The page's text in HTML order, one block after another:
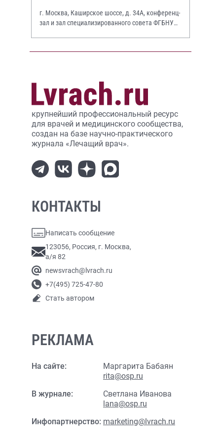
г. Москва, Каширское шоссе, д. 34А, конференц-
зал и зал специализированного совета ФГБНУ
крупнейший профессиональный ресурс
для врачей и медицинского сообщества,
создан на базе научно-практического
журнала «Лечащий врач».
КОНТАКТЫ
Написать сообщение
123056, Россия, г. Москва,
а/я 82
newsvrach@lvrach.ru
+7(495) 725-47-80
Стать автором
РЕКЛАМА
На сайте:
Маргарита Бабаян
rita@osp.ru
В журнале:
Светлана Иванова
lana@osp.ru
Инфопартнерство: marketing@lvrach.ru